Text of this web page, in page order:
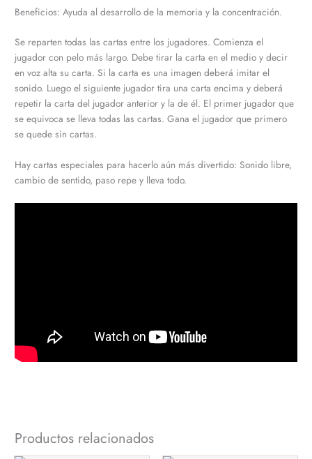
Beneficios: Ayuda al desarrollo de la memoria y la concentración.
Se reparten todas las cartas entre los jugadores. Comienza el
jugador con pelo más largo. Debe tirar la carta en el medio y decir
en voz alta su carta. Si la carta es una imagen deberá imitar el
sonido. Luego el siguiente jugador tira una carta encima y deberá
repetir la carta del jugador anterior y la de él. El primer jugador que
se equivoca se lleva todas las cartas. Gana el jugador que primero
se quede sin cartas.
Hay cartas especiales para hacerlo aún más divertido: Sonido libre,
cambio de sentido, paso repe y lleva todo.
Productos relacionados